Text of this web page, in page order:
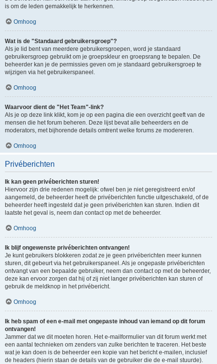
is om de leden gemakkelijk te herkennen.
Omhoog
Wat is de "Standaard gebruikersgroep"?
Als je lid bent van meerdere gebruikersgroepen, word je standaard
gebruikersgroep gebruikt om je groepskleur en groepsrang te bepalen. De
beheerder kan je de permissies geven om je standaard gebruikersgroep te
wijzigen via het gebruikerspaneel.
Omhoog
Waarvoor dient de "Het Team"-link?
Als je op deze link klikt, kom je op een pagina die een overzicht geeft van de
mensen die het forum beheren. Deze lijst bevat alle beheerders en de
moderators, met bijhorende details omtrent welke forums ze modereren.
Omhoog
Privéberichten
Ik kan geen privéberichten sturen!
Hiervoor zijn drie redenen mogelijk: ofwel ben je niet geregistreerd en/of
aangemeld, de beheerder heeft de privéberichten functie uitgeschakeld, of de
beheerder heeft ingesteld dat je geen privéberichten kan sturen. Indien dit
laatste het geval is, neem dan contact op met de beheerder.
Omhoog
Ik blijf ongewenste privéberichten ontvangen!
Je kunt gebruikers blokkeren zodat ze je geen privéberichten meer kunnen
sturen, dit gebeurt via het gebruikerspaneel. Als je ongepaste privéberichten
ontvangt van een bepaalde gebruiker, neem dan contact op met de beheerder,
deze kan ervoor zorgen dat hij of zij niet langer privéberichten kan sturen of
gebruik de meldknop in het privébericht.
Omhoog
Ik heb spam of een e-mail met ongepaste inhoud van iemand op dit forum
ontvangen!
Jammer dat we dit moeten horen. Het e-mailformulier van dit forum werkt met
een aantal technieken om zenders van zulke berichten te traceren. Het beste
wat je kan doen is de beheerder een kopie van het bericht e-mailen, inclusief
de headers (hierin staan de details van de gebruiker die de e-mail stuurde).